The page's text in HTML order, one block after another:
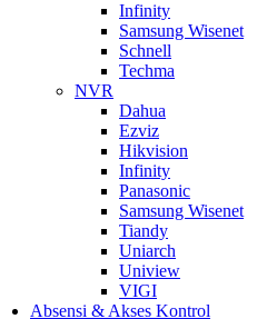
Infinity
Samsung Wisenet
Schnell
Techma
NVR
Dahua
Ezviz
Hikvision
Infinity
Panasonic
Samsung Wisenet
Tiandy
Uniarch
Uniview
VIGI
Absensi & Akses Kontrol